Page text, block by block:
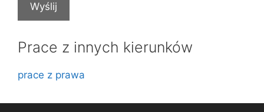
Prace z innych kierunków
prace z prawa